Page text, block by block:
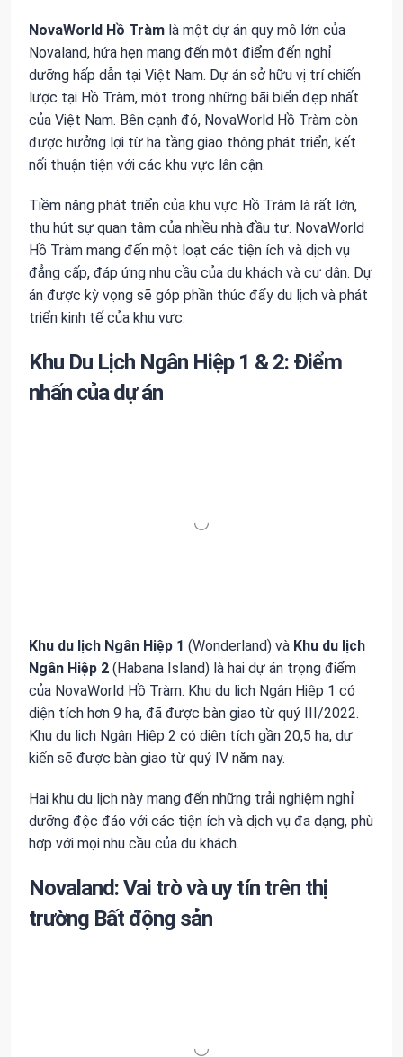
NovaWorld Hồ Tràm là một dự án quy mô lớn của
Novaland, hứa hẹn mang đến một điểm đến nghỉ
dưỡng hấp dẫn tại Việt Nam. Dự án sở hữu vị trí chiến
lược tại Hồ Tràm, một trong những bãi biển đẹp nhất
của Việt Nam. Bên cạnh đó, NovaWorld Hồ Tràm còn
được hưởng lợi từ hạ tầng giao thông phát triển, kết
nối thuận tiện với các khu vực lân cận.
Tiềm năng phát triển của khu vực Hồ Tràm là rất lớn,
thu hút sự quan tâm của nhiều nhà đầu tư. NovaWorld
Hồ Tràm mang đến một loạt các tiện ích và dịch vụ
đẳng cấp, đáp ứng nhu cầu của du khách và cư dân. Dự
án được kỳ vọng sẽ góp phần thúc đẩy du lịch và phát
triển kinh tế của khu vực.
Khu Du Lịch Ngân Hiệp 1 & 2: Điểm
nhấn của dự án
Khu du lịch Ngân Hiệp 1 (Wonderland) và Khu du lịch
Ngân Hiệp 2 (Habana Island) là hai dự án trọng điểm
của NovaWorld Hồ Tràm. Khu du lịch Ngân Hiệp 1 có
diện tích hơn 9 ha, đã được bàn giao từ quý III/2022.
Khu du lịch Ngân Hiệp 2 có diện tích gần 20,5 ha, dự
kiến sẽ được bàn giao từ quý IV năm nay.
Hai khu du lịch này mang đến những trải nghiệm nghỉ
dưỡng độc đáo với các tiện ích và dịch vụ đa dạng, phù
hợp với mọi nhu cầu của du khách.
Novaland: Vai trò và uy tín trên thị
trường Bất động sản